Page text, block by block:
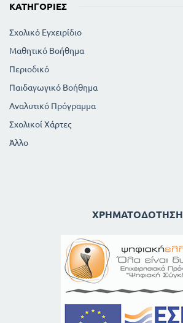
ΚΑΤΗΓΟΡΊΕΣ
Σχολικό Εγχειρίδιο
Μαθητικό Βοήθημα
Περιοδικό
Παιδαγωγικό Βοήθημα
Αναλυτικό Πρόγραμμα
Σχολικοί Χάρτες
Άλλο
ΧΡΗΜΑΤΟΔΌΤΗΣΗ